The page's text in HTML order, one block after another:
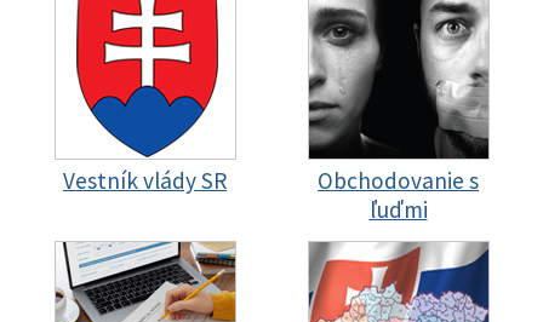
Vestník vlády SR
Obchodovanie s
ľuďmi